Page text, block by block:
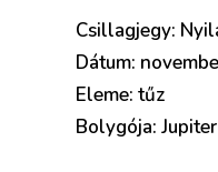
Csillagjegy:
Dátum:
Eleme: tűz
Bolygója: Jupiter